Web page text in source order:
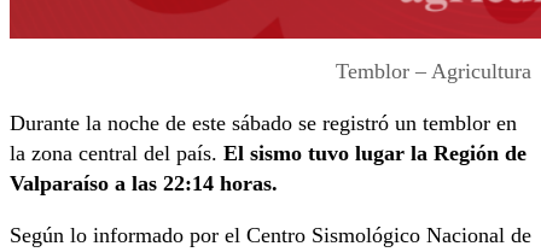
Temblor – Agricultura
Durante la noche de este sábado se registró un temblor en
la zona central del país. El sismo tuvo lugar la Región de
Valparaíso a las 22:14 horas.
Según lo informado por el Centro Sismológico Nacional de